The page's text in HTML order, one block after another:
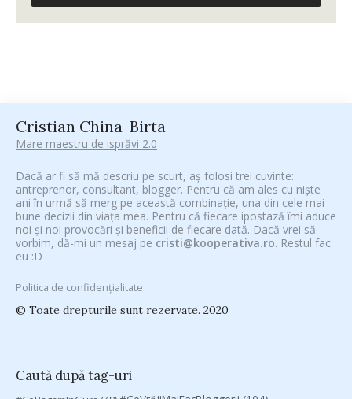
Cristian China-Birta
Mare maestru de isprăvi 2.0
Dacă ar fi să mă descriu pe scurt, aș folosi trei cuvinte:
antreprenor, consultant, blogger. Pentru că am ales cu niște
ani în urmă să merg pe această combinație, una din cele mai
bune decizii din viața mea. Pentru că fiecare ipostază îmi aduce
noi și noi provocări și beneficii de fiecare dată. Dacă vrei să
vorbim, dă-mi un mesaj pe cristi@kooperativa.ro. Restul fac
eu :D
Politica de confidențialitate
© Toate drepturile sunt rezervate. 2020
Caută după tag-uri